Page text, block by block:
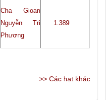
Cha Gioan
Nguyễn Tri
Phương
1.389
>> Các hạt khác